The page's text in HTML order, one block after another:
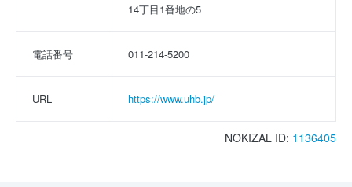
14丁目1番地の5
電話番号 011-214-5200
URL https://www.uhb.jp/
NOKIZAL ID: 1136405